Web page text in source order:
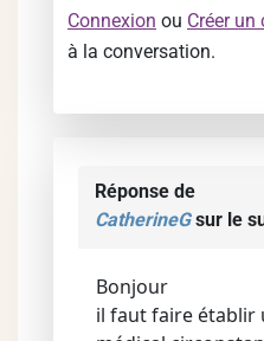
Connexion ou Créer un
à la conversation.
Réponse de
CatherineGsur le
Bonjour
il faut faire établir